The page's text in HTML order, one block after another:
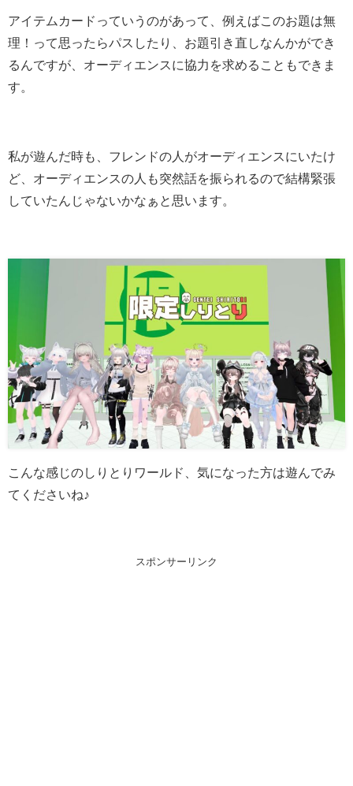
アイテムカードっていうのがあって、例えばこのお題は無
理！って思ったらパスしたり、お題引き直しなんかができ
るんですが、オーディエンスに協力を求めることもできま
す。
私が遊んだ時も、フレンドの人がオーディエンスにいたけ
ど、オーディエンスの人も突然話を振られるので結構緊張
していたんじゃないかなぁと思います。
こんな感じのしりとりワールド、気になった方は遊んでみ
てくださいね♪
スポンサーリンク